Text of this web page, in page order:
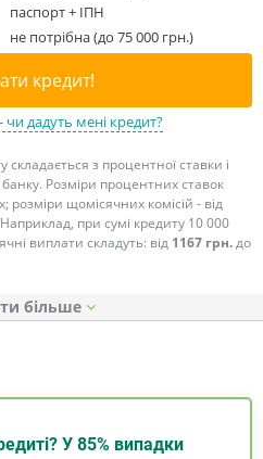
паспорт + ІПН
не потрібна (до 75 000 грн.)
кредит!
чи дадуть мені кредит?
з процентної ставки і
банку. Розміри процентних ставок
розміри щомісячних комісій - від
при сумі кредиту 10 000
виплати складуть: від 1167 грн.до
У 85% випадки